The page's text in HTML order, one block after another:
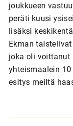
joukkueen
peräti kuusi
lisäksi
Ekman
joka oli voittanut
yhteismaalein
esitys meiltä